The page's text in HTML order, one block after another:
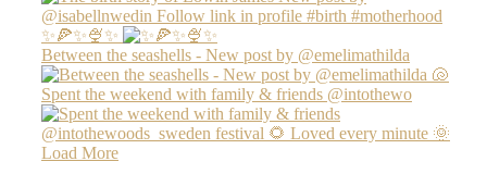
✨🍕✨🍨✨
Between the seashells - New post by @emelimathilda
Spent the weekend with family & friends @intothewo
Load More